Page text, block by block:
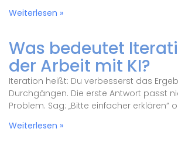
Weiterlesen »
Was bedeutet
der Arbeit mit KI?
Iteration heißt: Du verbesserst das
Durchgängen. Die erste Antwort passt
Problem. Sag: „Bitte einfacher erklären“
Weiterlesen »